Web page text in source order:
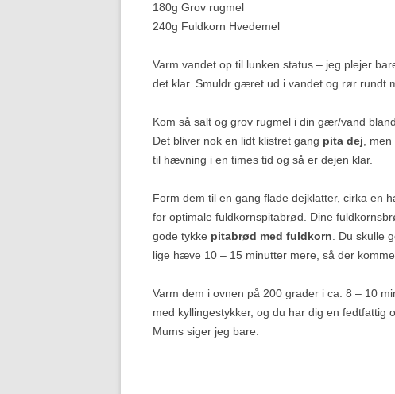
180g Grov rugmel
240g Fuldkorn Hvedemel
Varm vandet op til lunken status – jeg plejer
det klar. Smuldr gæret ud i vandet og rør rundt
Kom så salt og grov rugmel i din gær/vand
Det bliver nok en lidt klistret gang pita dej ,
til hævning i en times tid og så er dejen klar.
Form dem til en gang flade dejklatter, cirka en
for optimale fuldkornspitabrød. Dine
gode tykke pitabrød med fuldkorn . Du skulle
lige hæve 10 – 15 minutter mere, så der
Varm dem i ovnen på 200 grader i ca. 8 – 10
med kyllingestykker, og du har dig en fedtfattig
Mums siger jeg bare.